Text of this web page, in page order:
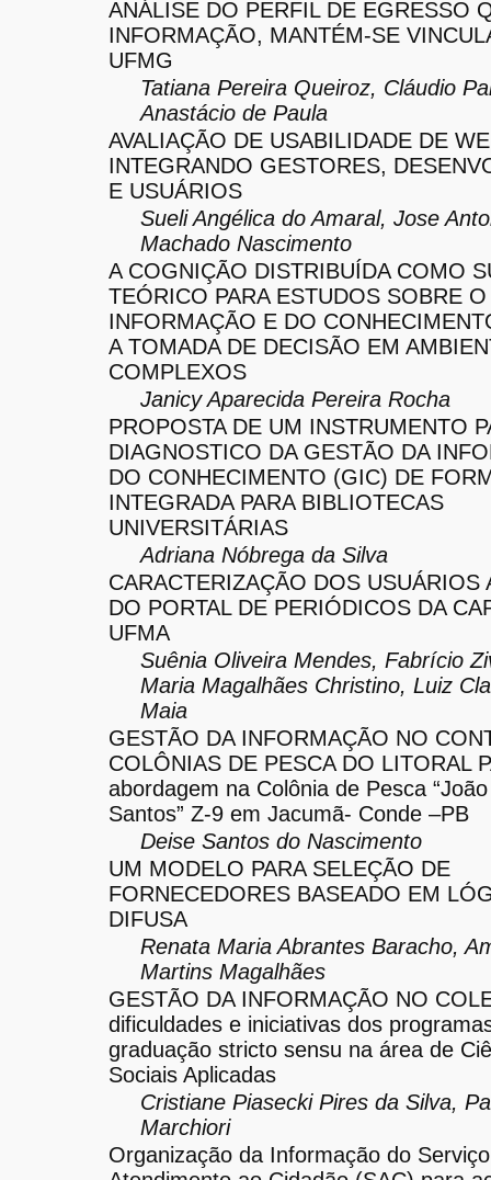
ANÁLISE DO PERFIL DE EGRESSO
INFORMAÇÃO, MANTÉM-SE
UFMG
Tatiana Pereira Queiroz, Cláudio
Anastácio de Paula
AVALIAÇÃO DE USABILIDADE DE
INTEGRANDO GESTORES,
E USUÁRIOS
Sueli Angélica do Amaral, Jose
Machado Nascimento
A COGNIÇÃO DISTRIBUÍDA COMO
TEÓRICO PARA ESTUDOS SOBRE
INFORMAÇÃO E DO
A TOMADA DE DECISÃO EM
COMPLEXOS
Janicy Aparecida Pereira Rocha
PROPOSTA DE UM INSTRUMENTO
DIAGNOSTICO DA GESTÃO DA
DO CONHECIMENTO (GIC) DE
INTEGRADA PARA BIBLIOTECAS
UNIVERSITÁRIAS
Adriana Nóbrega da Silva
CARACTERIZAÇÃO DOS USUÁRIOS
DO PORTAL DE PERIÓDICOS DA
UFMA
Suênia Oliveira Mendes, Fabrício
Maria Magalhães Christino, Luiz
Maia
GESTÃO DA INFORMAÇÃO NO
COLÔNIAS DE PESCA DO LITORAL
abordagem na Colônia de Pesca
Santos” Z-9 em Jacumã- Conde –PB
Deise Santos do Nascimento
UM MODELO PARA SELEÇÃO DE
FORNECEDORES BASEADO EM
DIFUSA
Renata Maria Abrantes Baracho,
Martins Magalhães
GESTÃO DA INFORMAÇÃO NO
dificuldades e iniciativas dos
graduação stricto sensu na área de
Sociais Aplicadas
Cristiane Piasecki Pires da Silva,
Marchiori
Organização da Informação do